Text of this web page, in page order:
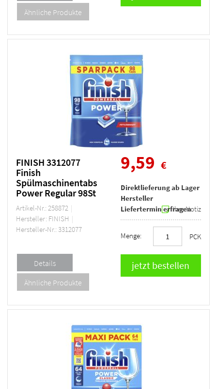
FINISH 3312077
Finish
Spülmaschinentabs
Power Regular 98St
Artikel-Nr.: 258872
Hersteller: FINISH
Hersteller-Nr.: 3312077
9,59 €
Direktlieferung ab Lager
Hersteller
Liefertermin erfragen
Ihre Notiz
Menge: PCK